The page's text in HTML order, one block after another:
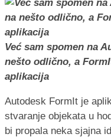
Već sam spomen na
nešto odlično, a
aplikacija
Autodesk FormIt je
stvaranje objekata u
bi propala neka sjajna